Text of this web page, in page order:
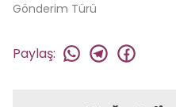
Gönderim Türü
Paylaş: